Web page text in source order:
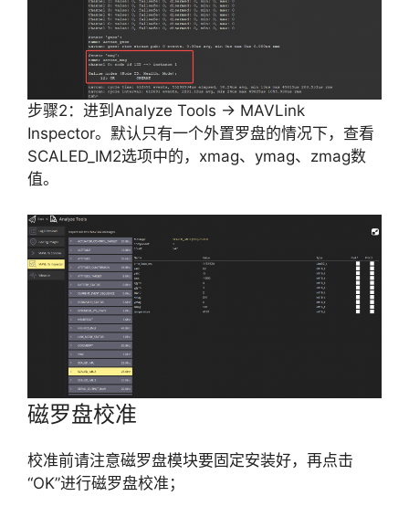
步骤2：进到Analyze Tools -> MAVLink
Inspector。默认只有一个外置罗盘的情况下，查看
SCALED_IM2选项中的，xmag、ymag、zmag数
值。
磁罗盘校准
校准前请注意磁罗盘模块要固定安装好，再点击
“OK”进行磁罗盘校准；